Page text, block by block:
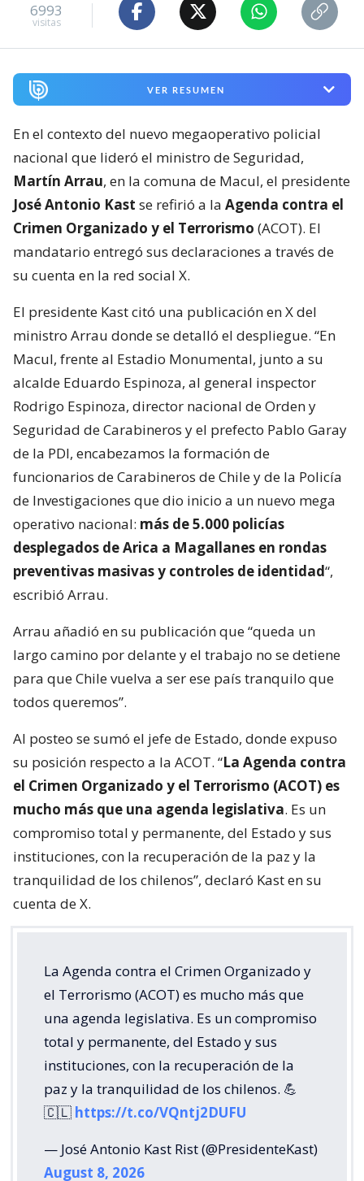
6993
visitas
VER RESUMEN
En el contexto del nuevo megaoperativo policial
nacional que lideró el ministro de Seguridad,
Martín Arrau, en la comuna de Macul, el presidente
José Antonio Kast se refirió a la Agenda contra el
Crimen Organizado y el Terrorismo (ACOT). El
mandatario entregó sus declaraciones a través de
su cuenta en la red social X.
El presidente Kast citó una publicación en X del
ministro Arrau donde se detalló el despliegue. “En
Macul, frente al Estadio Monumental, junto a su
alcalde Eduardo Espinoza, al general inspector
Rodrigo Espinoza, director nacional de Orden y
Seguridad de Carabineros y el prefecto Pablo Garay
de la PDI, encabezamos la formación de
funcionarios de Carabineros de Chile y de la Policía
de Investigaciones que dio inicio a un nuevo mega
operativo nacional: más de 5.000 policías
desplegados de Arica a Magallanes en rondas
preventivas masivas y controles de identidad“,
escribió Arrau.
Arrau añadió en su publicación que “queda un
largo camino por delante y el trabajo no se detiene
para que Chile vuelva a ser ese país tranquilo que
todos queremos”.
Al posteo se sumó el jefe de Estado, donde expuso
su posición respecto a la ACOT. “La Agenda contra
el Crimen Organizado y el Terrorismo (ACOT) es
mucho más que una agenda legislativa. Es un
compromiso total y permanente, del Estado y sus
instituciones, con la recuperación de la paz y la
tranquilidad de los chilenos”, declaró Kast en su
cuenta de X.
La Agenda contra el Crimen Organizado y
el Terrorismo (ACOT) es mucho más que
una agenda legislativa. Es un compromiso
total y permanente, del Estado y sus
instituciones, con la recuperación de la
paz y la tranquilidad de los chilenos. 💪
🇨🇱 https://t.co/VQntj2DUFU
— José Antonio Kast Rist (@PresidenteKast)
August 8, 2026